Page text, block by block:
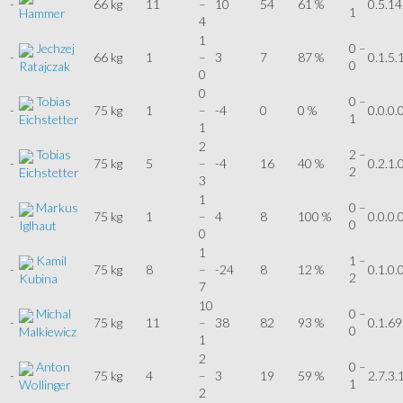
-
Hammer
66 kg 11
–
4
10 54 61 %
1
-
Jechzej
Ratajczak
66 kg 1
1
–
0
3 7 87 %
0 –
0
-
Tobias
Eichstetter
75 kg 1
0
–
1
-4 0 0 %
0 –
1
-
Tobias
Eichstetter
75 kg 5
2
–
3
-4 16 40 %
2 –
2
-
Markus
Iglhaut
75 kg 1
1
–
0
4 8 100 %
0 –
0
-
Kamil
Kubina
75 kg 8
1
–
7
-24 8 12 %
1 –
2
-
Michal
Malkiewicz
75 kg 11
10
–
1
38 82 93 %
0 –
0
-
Anton
Wollinger
75 kg 4
2
–
2
3 19 59 %
0 –
1